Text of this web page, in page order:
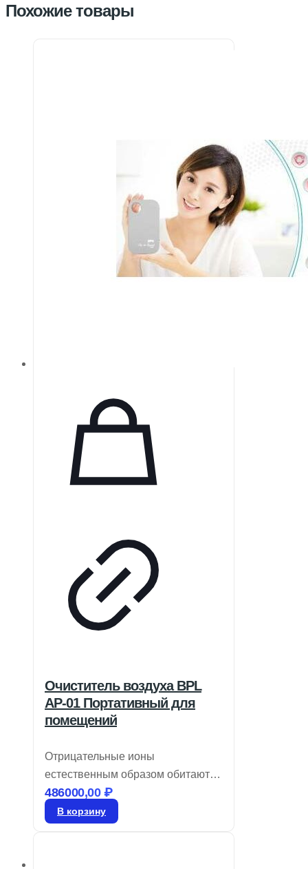
Похожие товары
Очиститель воздуха BPL
AP-01 Портативный для
помещений
Отрицательные ионы
естественным образом обитают в
окружающей среде, где вы
вдыхаете чистый воздух.
486000,00₽
В корзину